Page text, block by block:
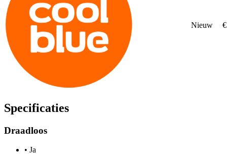
Nieuw
Specificaties
Draadloos
• Ja